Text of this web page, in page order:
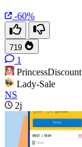
-60%
719
1
PrincessDiscount
Lady-Sale
NS
2j